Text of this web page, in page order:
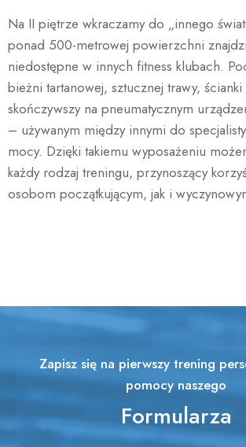
Na II piętrze wkraczamy do „innego
ponad 500-metrowej powierzchni
niedostępne w innych fitness klubach.
bieżni tartanowej, sztucznej trawy, ścianki
skończywszy na pneumatycznym
– używanym między innymi do
mocy. Dzięki takiemu wyposażeniu
każdy rodzaj treningu, przynoszący
osobom początkującym, jak i
Zapisz się na pierwszy trening
pomocy naszego
Formularza